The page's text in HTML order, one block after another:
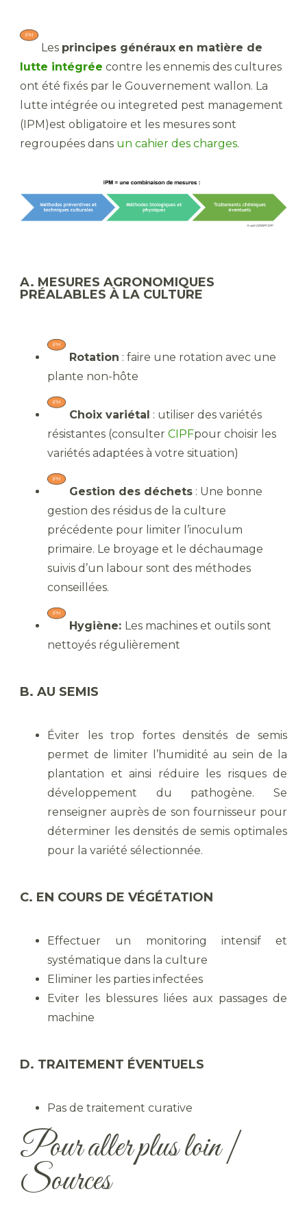
Les principes généraux en matière de
lutte intégrée contre les ennemis des cultures
ont été fixés par le Gouvernement wallon. La
lutte intégrée ou integreted pest management
(IPM)est obligatoire et les mesures sont
regroupées dans un cahier des charges.
A. MESURES AGRONOMIQUES
PRÉALABLES À LA CULTURE
Rotation : faire une rotation avec une
plante non-hôte
Choix variétal : utiliser des variétés
résistantes (consulter CIPFpour choisir les
variétés adaptées à votre situation)
Gestion des déchets : Une bonne
gestion des résidus de la culture
précédente pour limiter l’inoculum
primaire. Le broyage et le déchaumage
suivis d’un labour sont des méthodes
conseillées.
Hygiène: Les machines et outils sont
nettoyés régulièrement
B. AU SEMIS
Éviter les trop fortes densités de semis
permet de limiter l’humidité au sein de la
plantation et ainsi réduire les risques de
développement du pathogène. Se
renseigner auprès de son fournisseur pour
déterminer les densités de semis optimales
pour la variété sélectionnée.
C. EN COURS DE VÉGÉTATION
Effectuer un monitoring intensif et
systématique dans la culture
Eliminer les parties infectées
Eviter les blessures liées aux passages de
machine
D. TRAITEMENT ÉVENTUELS
Pas de traitement curative
Pour aller plus loin |
Sources